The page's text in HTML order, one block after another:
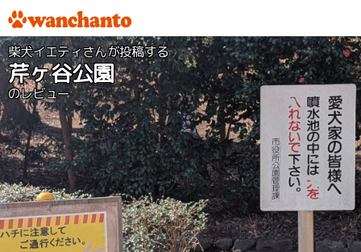
柴犬イエティさんが投稿する
芹ヶ谷公園
のレビュー